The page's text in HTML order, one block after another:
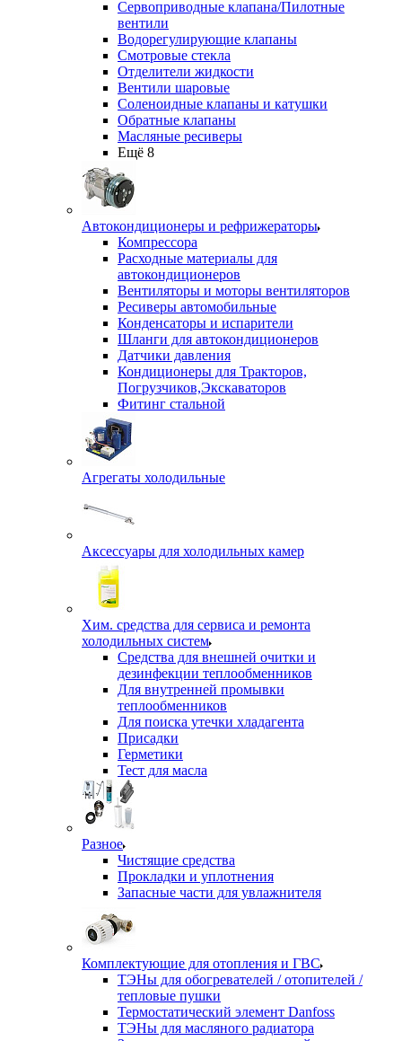
Сервоприводные клапана/Пилотные
вентили
Водорегулирующие клапаны
Смотровые стекла
Отделители жидкости
Вентили шаровые
Соленоидные клапаны и катушки
Обратные клапаны
Масляные ресиверы
Ещё 8
Автокондиционеры и рефрижераторы
Компрессора
Расходные материалы для
автокондиционеров
Вентиляторы и моторы вентиляторов
Ресиверы автомобильные
Конденсаторы и испарители
Шланги для автокондиционеров
Датчики давления
Кондиционеры для Тракторов,
Погрузчиков,Экскаваторов
Фитинг стальной
Агрегаты холодильные
Аксессуары для холодильных камер
Хим. средства для сервиса и ремонта
холодильных систем
Средства для внешней очитки и
дезинфекции теплообменников
Для внутренней промывки
теплообменников
Для поиска утечки хладагента
Присадки
Герметики
Тест для масла
Разное
Чистящие средства
Прокладки и уплотнения
Запасные части для увлажнителя
Комплектующие для отопления и ГВС
ТЭНы для обогревателей / отопителей /
тепловые пушки
Термостатический элемент Danfoss
ТЭНы для масляного радиатора